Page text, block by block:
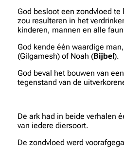
God besloot een zondvloed
zou resulteren in het
kinderen, mannen en alle
God kende één waardige
(Gilgamesh) of Noah (Bijbel ).
God beval het bouwen van
tegenstand van de
De ark had in beide verhalen
van iedere diersoort.
De zondvloed werd